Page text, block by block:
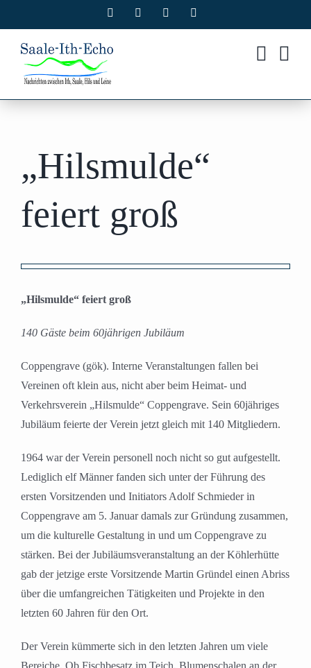
Inhalt
springen
Facebook Instagram
„Hilsmulde“
feiert groß
grösseres
„Hilsmulde“ feiert groß
140 Gäste beim 60jährigen Jubiläum
Coppengrave (gök). Interne Veranstaltungen fallen bei
Vereinen oft klein aus, nicht aber beim Heimat- und
Verkehrsverein „Hilsmulde“ Coppengrave. Sein 60jähriges
Jubiläum feierte der Verein jetzt gleich mit 140 Mitgliedern.
1964 war der Verein personell noch nicht so gut aufgestellt.
Lediglich elf Männer fanden sich unter der Führung des
ersten Vorsitzenden und Initiators Adolf Schmieder in
Coppengrave am 5. Januar damals zur Gründung zusammen,
um die kulturelle Gestaltung in und um Coppengrave zu
stärken. Bei der Jubiläumsveranstaltung an der Köhlerhütte
gab der jetzige erste Vorsitzende Martin Gründel einen Abriss
über die umfangreichen Tätigkeiten und Projekte in den
letzten 60 Jahren für den Ort.
Der Verein kümmerte sich in den letzten Jahren um viele